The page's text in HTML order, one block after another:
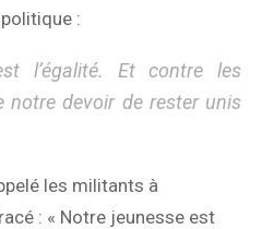
:
l’égalité. Et contre les
notre devoir de rester unis
les militants à
: « Notre jeunesse est